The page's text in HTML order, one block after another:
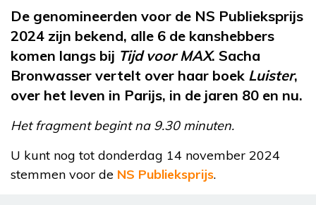
De genomineerden voor de NS Publieksprijs
2024 zijn bekend, alle 6 de kanshebbers
komen langs bij Tijd voor MAX. Sacha
Bronwasser vertelt over haar boek Luister,
over het leven in Parijs, in de jaren 80 en nu.
Het fragment begint na 9.30 minuten.
U kunt nog tot donderdag 14 november 2024
stemmen voor de NS Publieksprijs.